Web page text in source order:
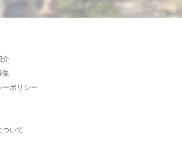
介
集
ーポリシー
ついて